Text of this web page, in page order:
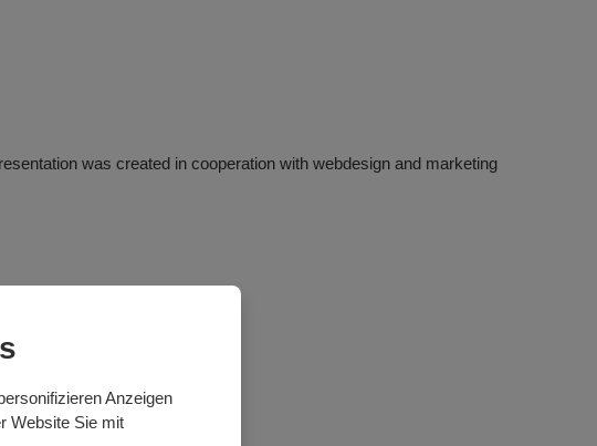
was created in cooperation with webdesign and marketing
Anzeigen
Website Sie mit